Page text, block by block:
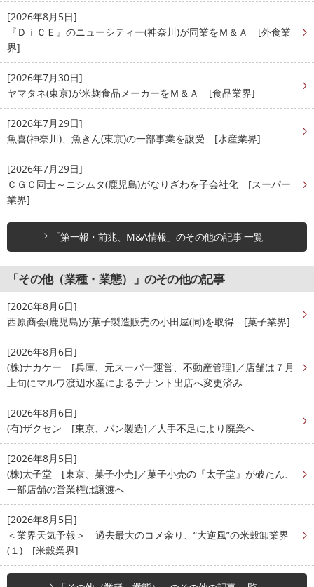
[2026年8月5日]
『ＤｉＣＥ』のニューシティー(神奈川)が同業をＭ＆Ａ [外食業
界]
[2026年7月30日]
ヤマタネ(東京)が米麹食品メーカーをＭ＆Ａ [食品業界]
[2026年7月29日]
魚喜(神奈川)、魚きん(東京)の一部事業を譲受 [水産業界]
[2026年7月29日]
ＣＧＣ同士～ニシムタ(鹿児島)がなりざわを子会社化 [スーパー
業界]
「第一報・前兆、M&A情報」のその他の記事 一覧
「その他（業種・業態）」のその他の記事
[2026年8月6日]
西原商会(鹿児島)が菓子製造販売の小田屋(同)を取得 [菓子業界]
[2026年8月6日]
(株)ナカケー [兵庫、元スーパー運営、不動産管理]／店舗は７月
上旬にマルワ渡辺水産によるテナント出店へ変更済み
[2026年8月6日]
(有)ザクセン [東京、パン製造]／人手不足により廃業へ
[2026年8月5日]
(株)太子堂 [東京、菓子小売]／菓子小売の『太子堂』が破たん、
一部店舗の営業権は譲渡へ
[2026年8月5日]
＜業界天気予報＞ 過去最大のコメ余り、“大逆風”の米穀卸業界
(１) [米穀業界]